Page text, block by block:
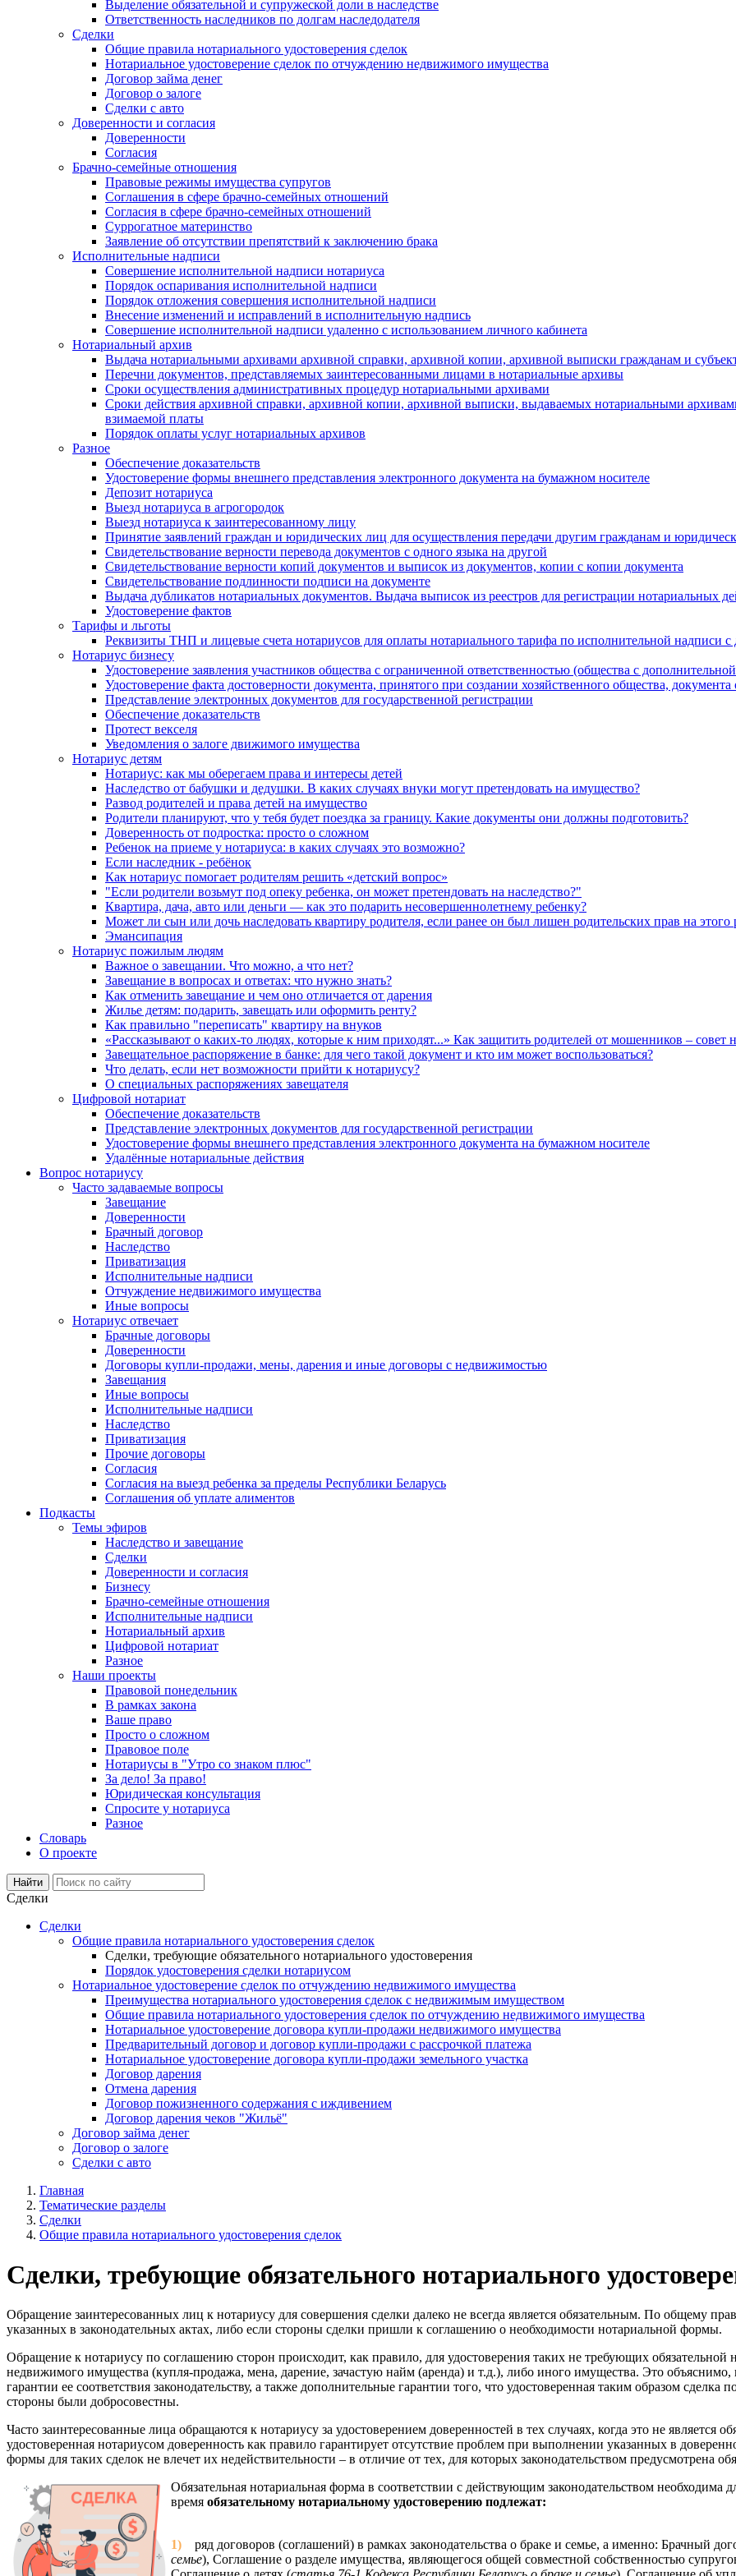
Выделение обязательной и супружеской доли в наследстве
Ответственность наследников по долгам наследодателя
Сделки
Общие правила нотариального удостоверения сделок
Нотариальное удостоверение сделок по отчуждению недвижимого имущества
Договор займа денег
Договор о залоге
Сделки с авто
Доверенности и согласия
Доверенности
Согласия
Брачно-семейные отношения
Правовые режимы имущества супругов
Соглашения в сфере брачно-семейных отношений
Согласия в сфере брачно-семейных отношений
Суррогатное материнство
Заявление об отсутствии препятствий к заключению брака
Исполнительные надписи
Совершение исполнительной надписи нотариуса
Порядок оспаривания исполнительной надписи
Порядок отложения совершения исполнительной надписи
Внесение изменений и исправлений в исполнительную надпись
Совершение исполнительной надписи удаленно с использованием личного кабинета
Нотариальный архив
Выдача нотариальными архивами архивной справки, архивной копии, архивной выписки гражданам и
Перечни документов, представляемых заинтересованными лицами в нотариальные архивы
Сроки осуществления административных процедур нотариальными архивами
Сроки действия архивной справки, архивной копии, архивной выписки, выдаваемых нотариальными
взимаемой платы
Порядок оплаты услуг нотариальных архивов
Разное
Обеспечение доказательств
Удостоверение формы внешнего представления электронного документа на бумажном носителе
Депозит нотариуса
Выезд нотариуса в агрогородок
Выезд нотариуса к заинтересованному лицу
Принятие заявлений граждан и юридических лиц для осуществления передачи другим гражданам и
Свидетельствование верности перевода документов с одного языка на другой
Свидетельствование верности копий документов и выписок из документов, копии с копии документа
Свидетельствование подлинности подписи на документе
Выдача дубликатов нотариальных документов. Выдача выписок из реестров для регистрации нотариальных
Удостоверение фактов
Тарифы и льготы
Реквизиты ТНП и лицевые счета нотариусов для оплаты нотариального тарифа по исполнительной надписи с
Нотариус бизнесу
Удостоверение заявления участников общества с ограниченной ответственностью (общества с
Удостоверение факта достоверности документа, принятого при создании хозяйственного общества,
Представление электронных документов для государственной регистрации
Обеспечение доказательств
Протест векселя
Уведомления о залоге движимого имущества
Нотариус детям
Нотариус: как мы оберегаем права и интересы детей
Наследство от бабушки и дедушки. В каких случаях внуки могут претендовать на имущество?
Развод родителей и права детей на имущество
Родители планируют, что у тебя будет поездка за границу. Какие документы они должны подготовить?
Доверенность от подростка: просто о сложном
Ребенок на приеме у нотариуса: в каких случаях это возможно?
Если наследник - ребёнок
Как нотариус помогает родителям решить «детский вопрос»
"Если родители возьмут под опеку ребенка, он может претендовать на наследство?"
Квартира, дача, авто или деньги — как это подарить несовершеннолетнему ребенку?
Может ли сын или дочь наследовать квартиру родителя, если ранее он был лишен родительских прав на этого
Эмансипация
Нотариус пожилым людям
Важное о завещании. Что можно, а что нет?
Завещание в вопросах и ответах: что нужно знать?
Как отменить завещание и чем оно отличается от дарения
Жилье детям: подарить, завещать или оформить ренту?
Как правильно "переписать" квартиру на внуков
«Рассказывают о каких-то людях, которые к ним приходят...» Как защитить родителей от мошенников – совет
Завещательное распоряжение в банке: для чего такой документ и кто им может воспользоваться?
Что делать, если нет возможности прийти к нотариусу?
О специальных распоряжениях завещателя
Цифровой нотариат
Обеспечение доказательств
Представление электронных документов для государственной регистрации
Удостоверение формы внешнего представления электронного документа на бумажном носителе
Удалённые нотариальные действия
Вопрос нотариусу
Часто задаваемые вопросы
Завещание
Доверенности
Брачный договор
Наследство
Приватизация
Исполнительные надписи
Отчуждение недвижимого имущества
Иные вопросы
Нотариус отвечает
Брачные договоры
Доверенности
Договоры купли-продажи, мены, дарения и иные договоры с недвижимостью
Завещания
Иные вопросы
Исполнительные надписи
Наследство
Приватизация
Прочие договоры
Согласия
Согласия на выезд ребенка за пределы Республики Беларусь
Соглашения об уплате алиментов
Подкасты
Темы эфиров
Наследство и завещание
Сделки
Доверенности и согласия
Бизнесу
Брачно-семейные отношения
Исполнительные надписи
Нотариальный архив
Цифровой нотариат
Разное
Наши проекты
Правовой понедельник
В рамках закона
Ваше право
Просто о сложном
Правовое поле
Нотариусы в "Утро со знаком плюс"
За дело! За право!
Юридическая консультация
Спросите у нотариуса
Разное
Словарь
О проекте
Сделки
Сделки
Общие правила нотариального удостоверения сделок
Сделки, требующие обязательного нотариального удостоверения
Порядок удостоверения сделки нотариусом
Нотариальное удостоверение сделок по отчуждению недвижимого имущества
Преимущества нотариального удостоверения сделок с недвижимым имуществом
Общие правила нотариального удостоверения сделок по отчуждению недвижимого имущества
Нотариальное удостоверение договора купли-продажи недвижимого имущества
Предварительный договор и договор купли-продажи с рассрочкой платежа
Нотариальное удостоверение договора купли-продажи земельного участка
Договор дарения
Отмена дарения
Договор пожизненного содержания с иждивением
Договор дарения чеков "Жильё"
Договор займа денег
Договор о залоге
Сделки с авто
Главная
Тематические разделы
Сделки
Общие правила нотариального удостоверения сделок
Сделки, требующие обязательного нотариального
Обращение заинтересованных лиц к нотариусу для совершения сделки далеко не всегда является обязательным. По общему
указанных в законодательных актах, либо если стороны сделки пришли к соглашению о необходимости нотариальной формы.
Обращение к нотариусу по соглашению сторон происходит, как правило, для удостоверения таких не требующих
недвижимого имущества (купля-продажа, мена, дарение, зачастую найм (аренда) и т.д.), либо иного имущества. Это объяснимо,
гарантии ее соответствия законодательству, а также дополнительные гарантии того, что удостоверенная таким образом
стороны были добросовестны.
Часто заинтересованные лица обращаются к нотариусу за удостоверением доверенностей в тех случаях, когда это не является
удостоверенная нотариусом доверенность как правило гарантирует отсутствие проблем при выполнении указанных в
формы для таких сделок не влечет их недействительности – в отличие от тех, для которых законодательством предусмотрена
Обязательная нотариальная форма в соответствии с действующим законодательством необходима
время обязательному нотариальному удостоверению подлежат:
1) ряд договоров (соглашений) в рамках законодательства о браке и семье, а именно: Брачный
семье), Соглашение о разделе имущества, являющегося общей совместной собственностью